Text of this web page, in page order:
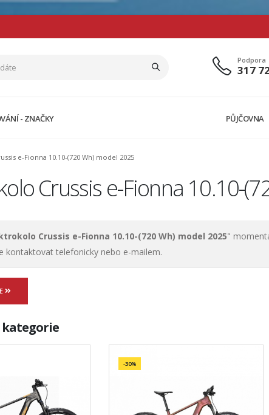
Podpora
317
- ZNAČKY PŮJČOVNA
e-Fionna 10.10-(720 Wh) model 2025
Crussis e-Fionna 10.10-
Crussis e-Fionna 10.10-(720 Wh) model 2025"
kontaktovat telefonicky nebo e-mailem.
kategorie
-30%